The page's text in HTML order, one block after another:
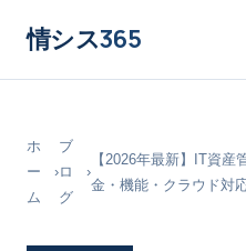
情シス365
ホ
ー
ム
›
ブ
ロ
グ
›
【2026年最新】IT資
金・機能・クラウド対